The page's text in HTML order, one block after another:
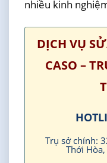
nhiều kinh
DỊCH VỤ
CASO –
Trụ sở chính:
Thới